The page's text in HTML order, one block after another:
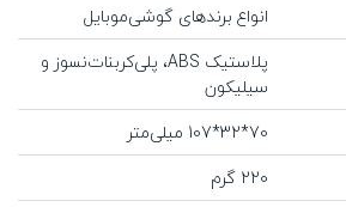
انواع برندهای گوشی‌موبایل
پلاستیک ABS، پلی‌کربنات‌نسوز و
سیلیکون
70*32*107 میلی‌متر
220 گرم